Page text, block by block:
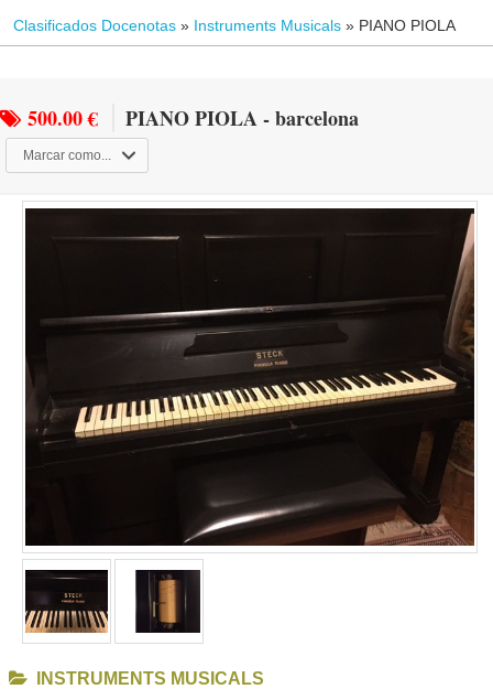
Clasificados Docenotas » Instruments Musicals » PIANO PIOLA
500.00 € PIANO PIOLA - barcelona
Marcar como...
INSTRUMENTS MUSICALS